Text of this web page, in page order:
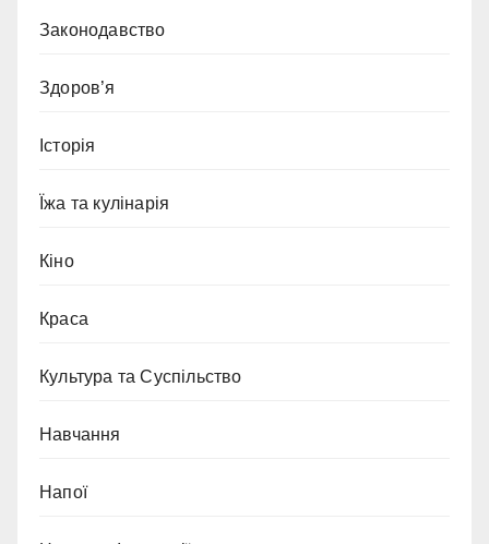
Законодавство
Здоров’я
Історія
Їжа та кулінарія
Кіно
Краса
Культура та Суспільство
Навчання
Напої